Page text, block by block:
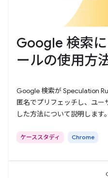
Google 検索
ールの使用方
Google 検索が Speculation
匿名でプリフェッチし、ユー
した方法について説明します。
ケーススタディ Chrome